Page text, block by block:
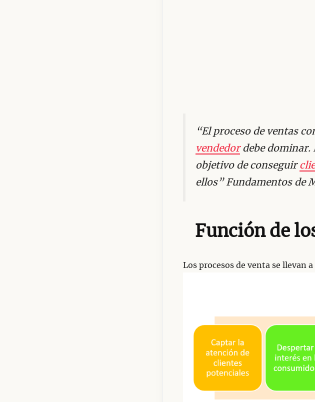
“El proceso de ventas
vendedordebe dominar.
objetivo de conseguir
ellos”Fundamentos de
Función de
Los procesos de venta se llevan